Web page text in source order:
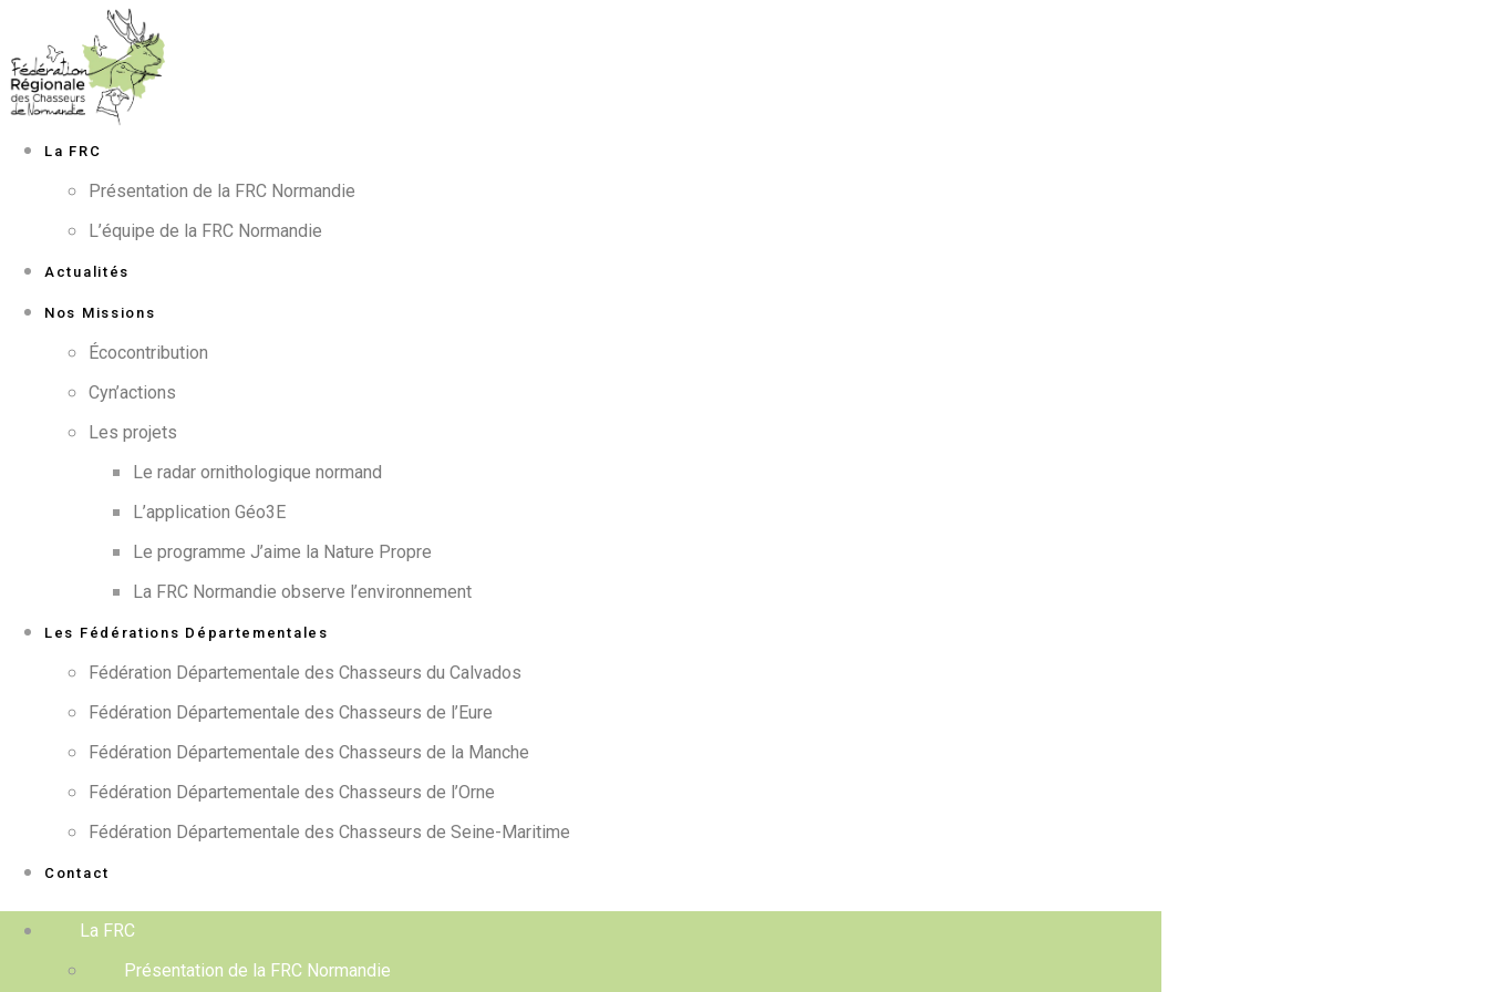
La FRC
Présentation de la FRC Normandie
L’équipe de la FRC Normandie
Actualités
Nos Missions
Écocontribution
Cyn’actions
Les projets
Le radar ornithologique normand
L’application Géo3E
Le programme J’aime la Nature Propre
La FRC Normandie observe l’environnement
Les Fédérations Départementales
Fédération Départementale des Chasseurs du Calvados
Fédération Départementale des Chasseurs de l’Eure
Fédération Départementale des Chasseurs de la Manche​
Fédération Départementale des Chasseurs de l’Orne
Fédération Départementale des Chasseurs de Seine-Maritime
Contact
La FRC
Présentation de la FRC Normandie